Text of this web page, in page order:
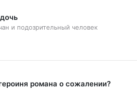
и подозрительный человек
романа о сожалении?